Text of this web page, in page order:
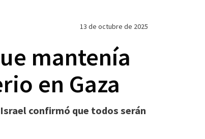
13 de octubre de 2025
mantenía
en Gaza
confirmó que todos serán